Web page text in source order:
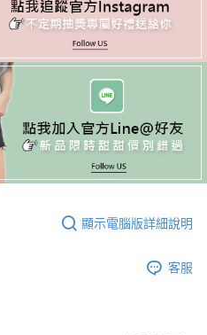
顯示電腦版詳細說明
客服